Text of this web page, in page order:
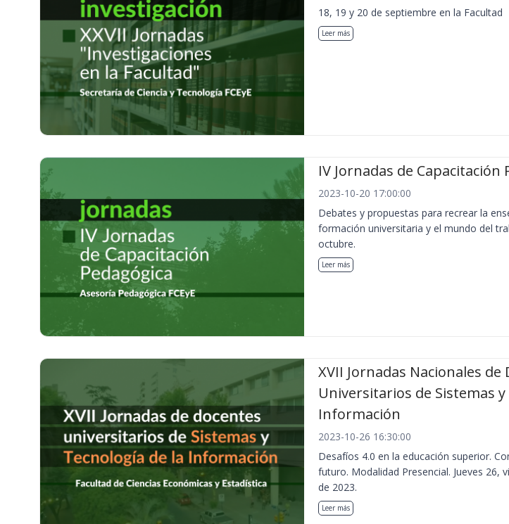
18, 19 y 20 de septiembre en la Facultad
Leer más
IV Jornadas de Capacitación
2023-10-20 17:00:00
Debates y propuestas para recrear la
formación universitaria y el mundo del
octubre.
Leer más
XVII Jornadas Nacionales de
Universitarios de Sistemas
Información
2023-10-26 16:30:00
Desafíos 4.0 en la educación superior.
futuro. Modalidad Presencial. Jueves 26,
de 2023.
Leer más